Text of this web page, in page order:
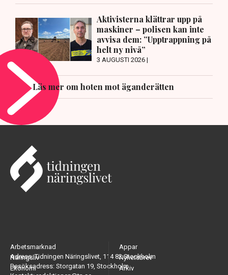
Aktivisterna klättrar upp på
maskiner – polisen kan inte
avvisa dem: ”Upptrappning på
helt ny nivå”
3 AUGUSTI 2026 |
Läs mer om hoten mot äganderätten
Adress: Tidningen Näringslivet, 114 82 Stockholm
Besöksadress: Storgatan 19, Stockholm
Arbetsmarknad
Näringsliv
Ekonomi
Appar
Nyhetsbrev
Arkiv